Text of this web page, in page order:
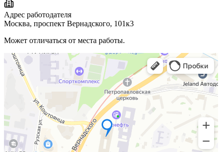
Адрес работодателя
Москва, проспект Вернадского, 101к3
Может отличаться от места работы.